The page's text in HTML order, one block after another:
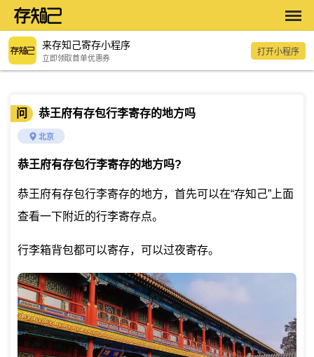
来存知己寄存小程序
立即领取首单优惠券
打开小程序
问 恭王府有存包行李寄存的地方吗
北京
恭王府有存包行李寄存的地方吗?
恭王府有存包行李寄存的地方，首先可以在“存知己”上面
查看一下附近的行李寄存点。
行李箱背包都可以寄存，可以过夜寄存。